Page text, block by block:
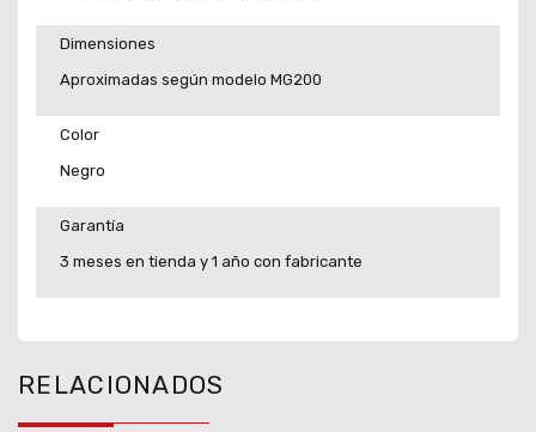
Dimensiones
Aproximadas según modelo MG200
Color
Negro
Garantía
3 meses en tienda y 1 año con fabricante
RELACIONADOS